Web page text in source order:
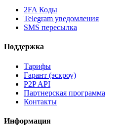
2FA Коды
Telegram уведомления
SMS пересылка
Поддержка
Тарифы
Гарант (эскроу)
P2P API
Партнерская программа
Контакты
Информация